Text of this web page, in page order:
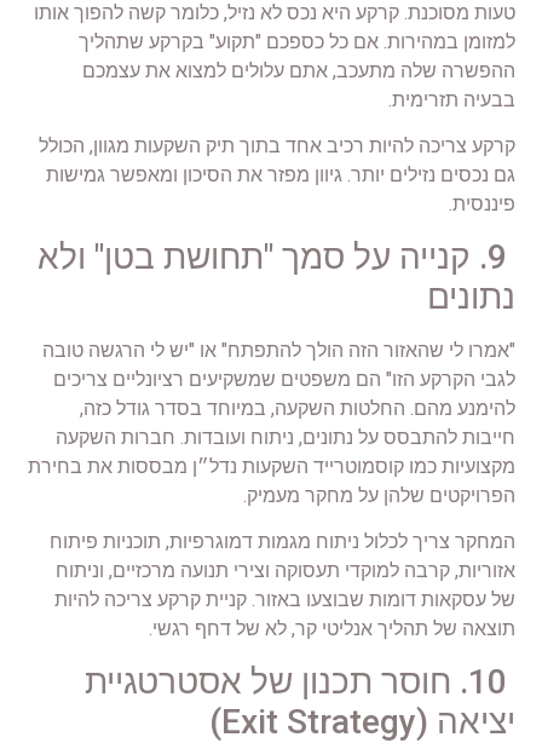
טעות מסוכנת. קרקע היא נכס לא נזיל, כלומר קשה להפוך אותו
למזומן במהירות. אם כל כספכם "תקוע" בקרקע שתהליך
ההפשרה שלה מתעכב, אתם עלולים למצוא את עצמכם
בבעיה תזרימית.
קרקע צריכה להיות רכיב אחד בתוך תיק השקעות מגוון, הכולל
גם נכסים נזילים יותר. גיוון מפזר את הסיכון ומאפשר גמישות
פיננסית.
9. קנייה על סמך "תחושת בטן" ולא
נתונים
"אמרו לי שהאזור הזה הולך להתפתח" או "יש לי הרגשה טובה
לגבי הקרקע הזו" הם משפטים שמשקיעים רציונליים צריכים
להימנע מהם. החלטות השקעה, במיוחד בסדר גודל כזה,
חייבות להתבסס על נתונים, ניתוח ועובדות. חברות השקעה
מקצועיות כמו קוסמוטרייד השקעות נדל״ן מבססות את בחירת
הפרויקטים שלהן על מחקר מעמיק.
המחקר צריך לכלול ניתוח מגמות דמוגרפיות, תוכניות פיתוח
אזוריות, קרבה למוקדי תעסוקה וצירי תנועה מרכזיים, וניתוח
של עסקאות דומות שבוצעו באזור. קניית קרקע צריכה להיות
תוצאה של תהליך אנליטי קר, לא של דחף רגשי.
10. חוסר תכנון של אסטרטגיית
יציאה (Exit Strategy)